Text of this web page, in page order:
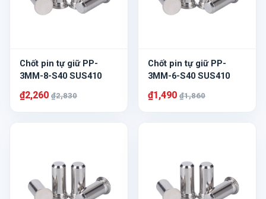
Chốt pin tự giữ PP-
3MM-8-S40 SUS410
₫2,260 ₫2,830
Chốt pin tự giữ PP-
3MM-6-S40 SUS410
₫1,490 ₫1,860